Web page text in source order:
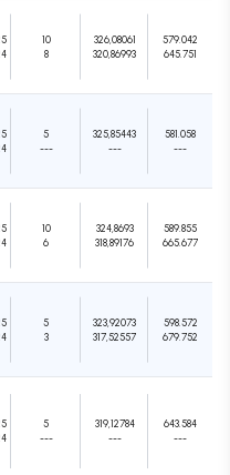
10
8
326,08061
320,86993
579.042
645.751
5
---
325,85443
---
581.058
---
10
6
324,8693
318,89176
589.855
665.677
5
3
323,92073
317,52557
598.572
679.752
5
---
319,12784
---
643.584
---